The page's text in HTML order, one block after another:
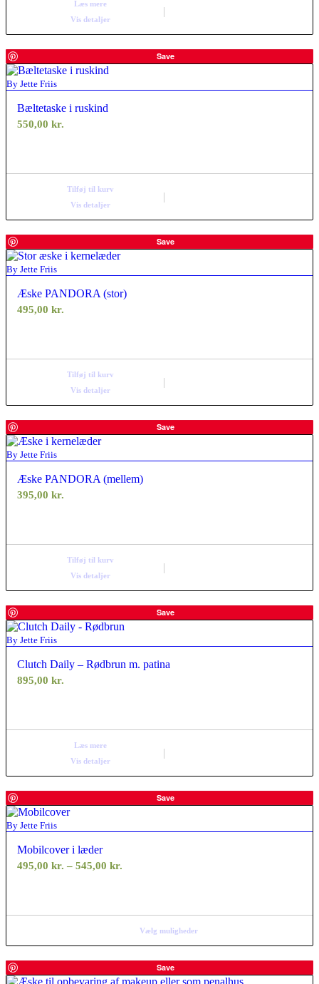
1.095,00 kr..
876,00 kr..
Læs mere
Vis detaljer
Save
By Jette Friis
Bæltetaske i ruskind
550,00 kr.
Tilføj til kurv
Vis detaljer
Save
By Jette Friis
Æske PANDORA (stor)
495,00 kr.
Tilføj til kurv
Vis detaljer
Save
By Jette Friis
Æske PANDORA (mellem)
395,00 kr.
Tilføj til kurv
Vis detaljer
Save
By Jette Friis
Clutch Daily – Rødbrun m. patina
895,00 kr.
Læs mere
Vis detaljer
Save
By Jette Friis
Mobilcover i læder
495,00 kr. – 545,00 kr.
545,00 kr.
Vælg muligheder
Save